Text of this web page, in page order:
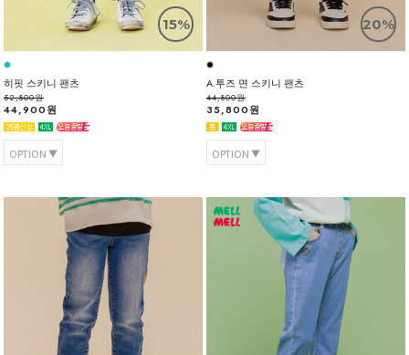
15%
히핏 스키니 팬츠
52,800원
44,900원
OPTION
20%
A.투즈 면 스키니 팬츠
44,800원
35,800원
OPTION